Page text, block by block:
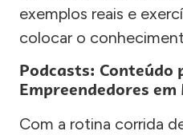
exemplos reais e
colocar o
Podcasts: Conteúdo
Empreendedores
Com a rotina corrida